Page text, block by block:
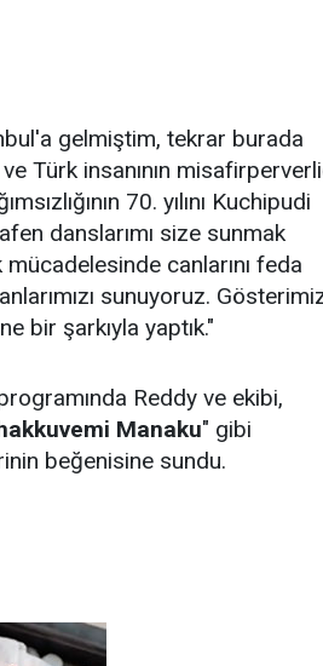
gelmiştim, tekrar burada
Türk insanının
70. yılını Kuchipudi
danslarımı size sunmak
mücadelesinde canlarını feda
sunuyoruz.
bir şarkıyla yaptık."
Reddy ve ekibi,
Manaku" gibi
beğenisine sundu.